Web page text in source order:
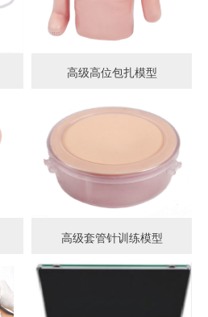
高级高位包扎模型
高级套管针训练模型